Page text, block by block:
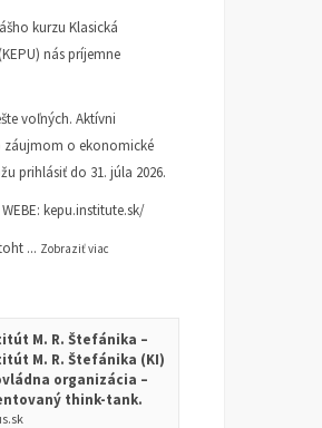
kurzu Klasická
nás príjemne
voľných. Aktívni
záujmom o ekonomické
prihlásiť do 31. júla 2026.
kepu.institute.sk/
... Zobraziť viac
M. R. Štefánika –
M. R. Štefánika (KI)
organizácia –
think-tank.